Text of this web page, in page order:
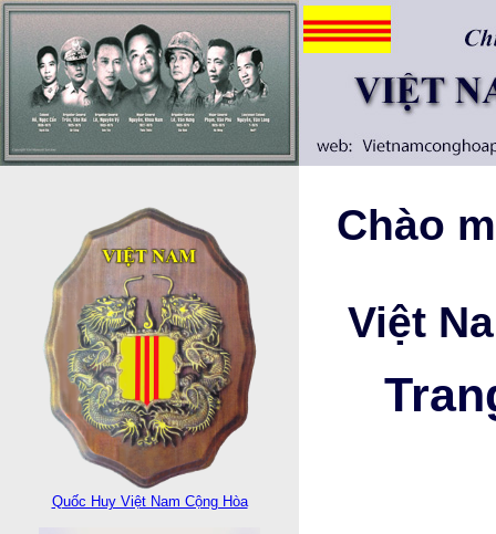
Quốc Huy Việt Nam Cộng Hòa
Chào
Việt